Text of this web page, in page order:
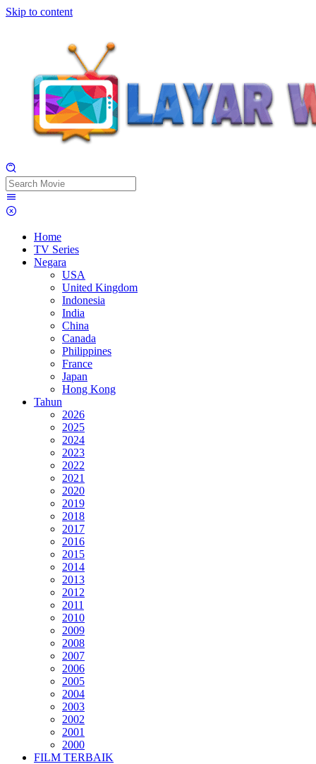
Skip to content
Home
TV Series
Negara
USA
United Kingdom
Indonesia
India
China
Canada
Philippines
France
Japan
Hong Kong
Tahun
2026
2025
2024
2023
2022
2021
2020
2019
2018
2017
2016
2015
2014
2013
2012
2011
2010
2009
2008
2007
2006
2005
2004
2003
2002
2001
2000
FILM TERBAIK